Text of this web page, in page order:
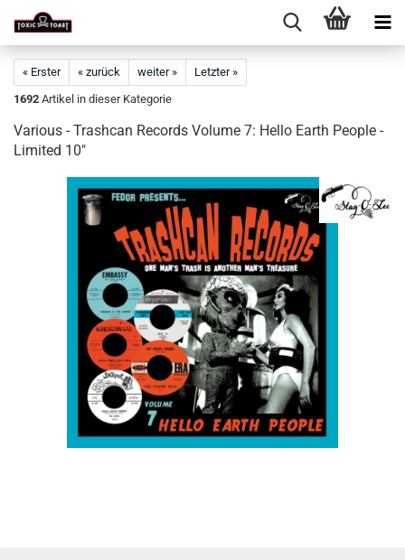
« Erster « zurück weiter »
Letzter »
1692 Artikel in dieser Kategorie
Various - Trashcan Records Volume 7: Hello Earth People -
Limited 10"